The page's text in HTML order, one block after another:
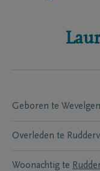
Geboren te
Overleden te
Woonachtig te